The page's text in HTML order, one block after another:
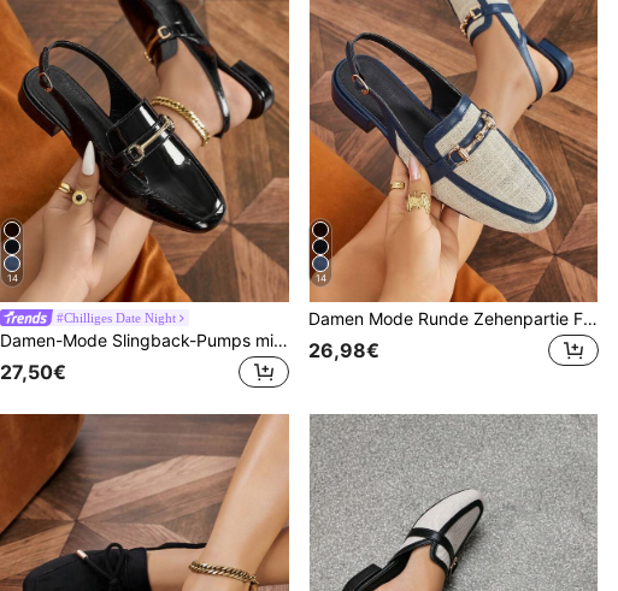
14
#Chilliges Date Night
Damen-Mode Slingback-Pumps mit runder Zehenpartie, Metallschnalle, Fersenriemen, flachem Design und niedrigem Blockabsatz, bequem, schwarz, offene Ferse, für Pendeln, Partys, Feiertage und Urlaub
27,50€
14
Damen Mode Runde Zehenpartie Farbblock Slingback Flache Schuhe Mit Niedrigem Blockabsatz, Loafer, Bequeme Metall Schnalle Rückenlose Schuhe Für Den Arbeitsweg
26,98€